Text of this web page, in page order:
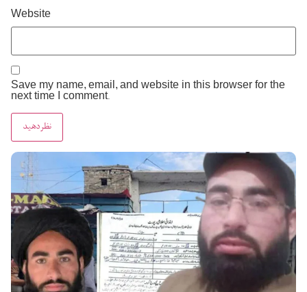
Website
Save my name, email, and website in this browser for the
next time I comment.